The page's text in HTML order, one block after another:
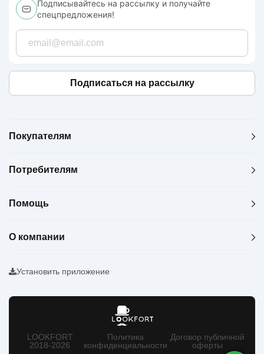
Подписывайтесь на рассылку и получайте
спецпредложения!
Подписаться на рассылку
Покупателям
Потребителям
Помощь
О компании
Установить приложение
LOOKFORT
2018-2026
Политика
конфиденциальности
Договор публичной
оферты